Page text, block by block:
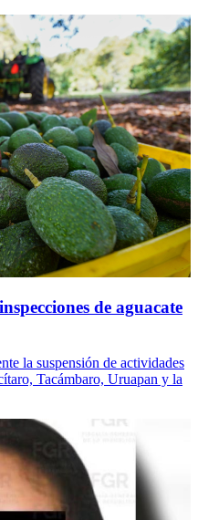
de aguacate
la suspensión de actividades
Tacámbaro, Uruapan y la